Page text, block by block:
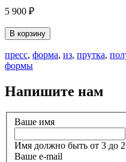
5 900 ₽
В корзину
пресс, форма, из, прутка,
формы
Напишите нам
Ваше имя
Имя должно быть от 3 до
Ваше e-mail